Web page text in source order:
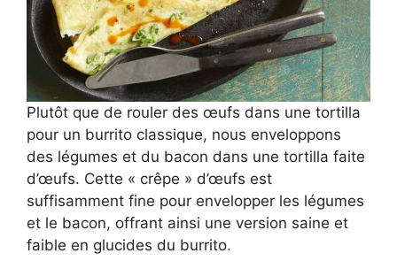
Plutôt que de rouler des œufs dans une tortilla
pour un burrito classique, nous enveloppons
des légumes et du bacon dans une tortilla faite
d’œufs. Cette « crêpe » d’œufs est
suffisamment fine pour envelopper les légumes
et le bacon, offrant ainsi une version saine et
faible en glucides du burrito.